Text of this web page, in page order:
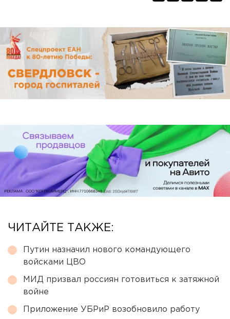
ЧИТАЙТЕ ТАКЖЕ:
Путин назначил нового командующего
войсками ЦВО
МИД призвал россиян готовиться к затяжной
войне
Приложение УБРиР возобновило работу